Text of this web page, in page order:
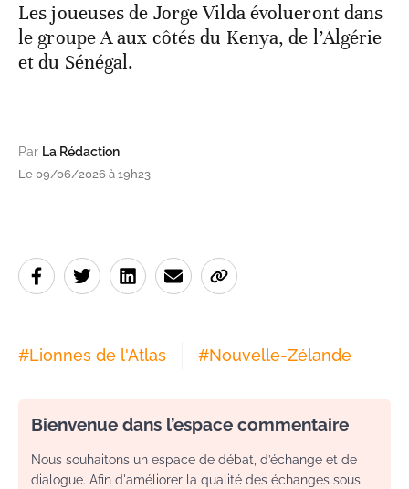
Les joueuses de Jorge Vilda évolueront dans
le groupe A aux côtés du Kenya, de l’Algérie
et du Sénégal.
Par La Rédaction
Le 09/06/2026 à 19h23
#Lionnes de l'Atlas #Nouvelle-Zélande
Bienvenue dans l’espace commentaire
Nous souhaitons un espace de débat, d’échange et de
dialogue. Afin d'améliorer la qualité des échanges sous